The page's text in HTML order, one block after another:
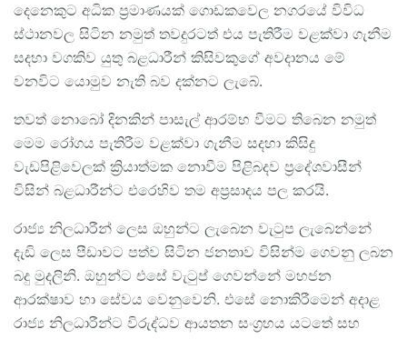
දෙනෙකුට අධික ප්‍රමාණයක් ගොඩකවෙල නගරයේ විවිධ
ස්ථානවල සිටින නමුත් තවදුරටත් එය පැතිරීම වළක්වා ගැනීම
සදහා වගකිව යුතු බළධාරීන් කිසිවකුගේ අවදානය මේ
වනවිට යොමුව නැති බව දක්නට ලැබේ.
තවත් නොබෝ දිනකින් පාසැල් ආරම්භ වීමට තිබෙන නමුත්
මෙම රෝගය පැතිරීම වළක්වා ගැනීම සදහා කිසිදු
වැඩපිළිවෙලක් ක්‍රියාත්මක නොවීම පිළිබදව ප්‍රදේශවාසීන්
විසින් බළධාරීන්ට එරෙහිව තම අප්‍රසාදය පල කරයි.
රාජ්‍ය නිලධාරීන් ලෙස ඔහුන්ට ලැබෙන වැටුප ලැබෙන්නේ
දැඩි ලෙස පීඩාවට පත්ව සිටින ජනතාව විසින්ම ගෙවනු ලබන
බදු මුදලිනි. ඔහුන්ට එසේ වැටුප් ගෙවන්නේ මහජන
ආරක්ෂාව හා සේවය වෙනුවෙනි. එසේ නොකිරීමෙන් අදාළ
රාජ්‍ය නිලධාරීන්ට විරුද්ධව ආයතන සංග්‍රහය යටතේ සහ